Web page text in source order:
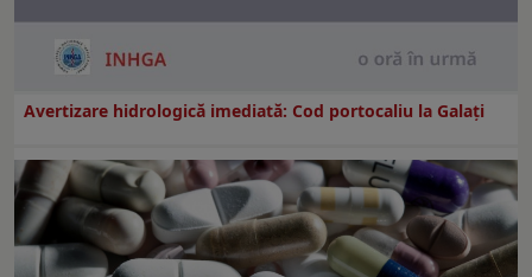
Avertizare hidrologică imediată: Cod portocaliu la Galaţi